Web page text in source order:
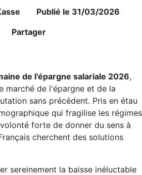
Publié le 31/03/2026
Partager
de l'épargne salariale 2026,
marché de l'épargne et de la
sans précédent. Pris en étau
qui fragilise les régimes
forte de donner du sens à
cherchent des solutions
sereinement la baisse inéluctable